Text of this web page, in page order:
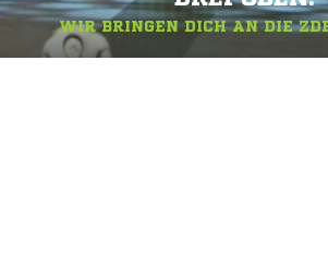
WIR BRINGEN DICH AN DIE